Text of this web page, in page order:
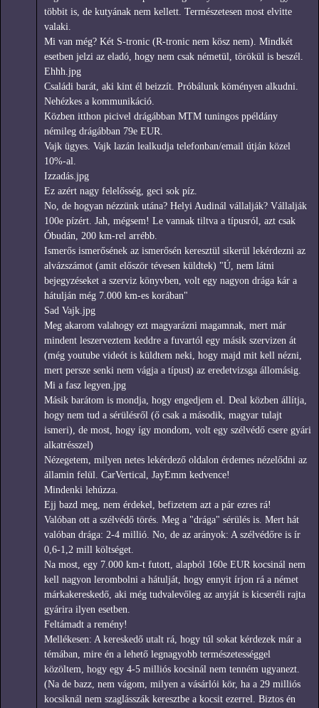
többit is, de kutyának nem kellett. Természetesen most elvitte
valaki.
Mi van még? Két S-tronic (R-tronic nem kösz nem). Mindkét
esetben jelzi az eladó, hogy nem csak németül, törökül is beszél.
Ehhh.jpg
Családi barát, aki kint él beizzít. Próbálunk köményen alkudni.
Nehézkes a kommunikáció.
Közben itthon picivel drágábban MTM tuningos ppéldány
némileg drágábban 79e EUR.
Vajk ügyes. Vajk lazán lealkudja telefonban/email útján közel
10%-al.
Izzadás.jpg
Ez azért nagy felelősség, geci sok píz.
No, de hogyan nézzünk utána? Helyi Audinál vállalják? Vállalják
100e pízért. Jah, mégsem! Le vannak tiltva a típusról, azt csak
Óbudán, 200 km-rel arrébb.
Ismerős ismerősének az ismerősén keresztül sikerül lekérdezni az
alvázszámot (amit először tévesen küldtek) "Ú, nem látni
bejegyzéseket a szerviz könyvben, volt egy nagyon drága kár a
hátulján még 7.000 km-es korában"
Sad Vajk.jpg
Meg akarom valahogy ezt magyarázni magamnak, mert már
mindent leszerveztem keddre a fuvartól egy másik szervizen át
(még youtube videót is küldtem neki, hogy majd mit kell nézni,
mert persze senki nem vágja a típust) az eredetvizsga állomásig.
Mi a fasz legyen.jpg
Másik barátom is mondja, hogy engedjem el. Deal közben állítja,
hogy nem tud a sérülésről (ő csak a második, magyar tulajt
ismeri), de most, hogy így mondom, volt egy szélvédő csere gyári
alkatrésszel)
Nézegetem, milyen netes lekérdező oldalon érdemes nézelődni az
államin felül. CarVertical, JayEmm kedvence!
Mindenki lehúzza.
Ejj bazd meg, nem érdekel, befizetem azt a pár ezres rá!
Valóban ott a szélvédő törés. Meg a "drága" sérülés is. Mert hát
valóban drága: 2-4 millió. No, de az arányok: A szélvédőre is ír
0,6-1,2 mill költséget.
Na most, egy 7.000 km-t futott, alapból 160e EUR kocsinál nem
kell nagyon lerombolni a hátulját, hogy ennyit írjon rá a német
márkakereskedő, aki még tudvalevőleg az anyját is kicseréli rajta
gyárira ilyen esetben.
Feltámadt a remény!
Mellékesen: A kereskedő utalt rá, hogy túl sokat kérdezek már a
témában, mire én a lehető legnagyobb természetességgel
közöltem, hogy egy 4-5 milliós kocsinál nem tenném ugyanezt.
(Na de bazz, nem vágom, milyen a vásárlói kör, ha a 29 milliós
kocsiknál nem szaglásszák keresztbe a kocsit ezerrel. Biztos én